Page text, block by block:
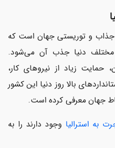
جذاب و توریستی جهان است که
مختلف دنیا جذب آن می‌شود.
زیاد از نیروهای کار،
بالا روز دنیا این کشور
جهان معرفی کرده است.
به استرالیا وجود دارند را به